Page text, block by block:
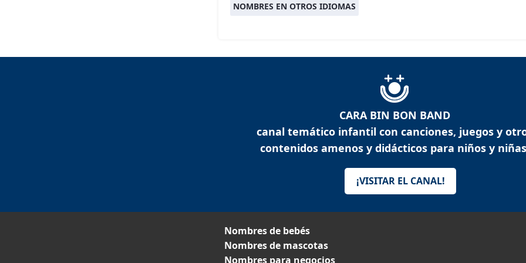
NOMBRES EN OTROS IDIOMAS
CARA BIN BON BAND
canal temático infantil con canciones, juegos y
contenidos amenos y didácticos para niños y
¡VISITAR EL CANAL!
Nombres de bebés
Nombres de mascotas
Nombres para negocios